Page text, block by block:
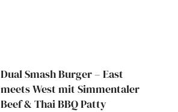
Dual Smash Burger – East
meets West mit Simmentaler
Beef & Thai BBQ Patty